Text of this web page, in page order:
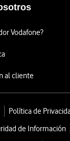
Vodafone?
al cliente
Política de
de Información